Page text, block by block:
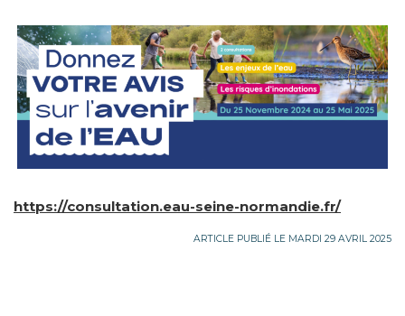
https://consultation.eau-seine-normandie.fr/
ARTICLE PUBLIÉ LE MARDI 29 AVRIL 2025